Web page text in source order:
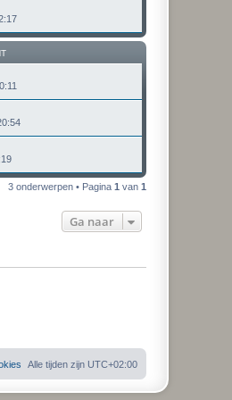
3 onderwerpen • Pagina 1 van 1
Ga naar
Alle tijden zijn UTC+02:00